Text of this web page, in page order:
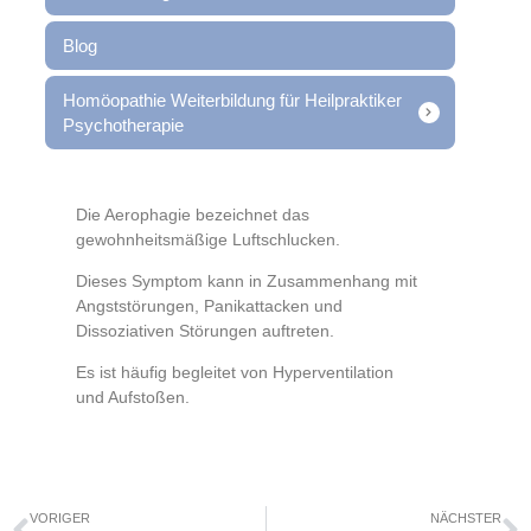
Blog
Homöopathie Weiterbildung für Heilpraktiker
Psychotherapie
Die Aerophagie bezeichnet das
gewohnheitsmäßige Luftschlucken.
Dieses Symptom kann in Zusammenhang mit
Angststörungen, Panikattacken und
Dissoziativen Störungen auftreten.
Es ist häufig begleitet von Hyperventilation
und Aufstoßen.
VORIGER NÄCHSTER